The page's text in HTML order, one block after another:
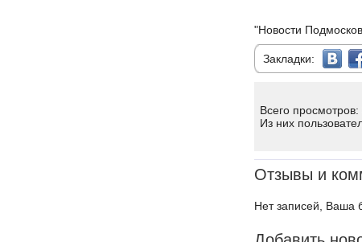
"Новости
Закладки:
Всего просмотров:
Из них
Отзывы и
Нет записей, Ваша